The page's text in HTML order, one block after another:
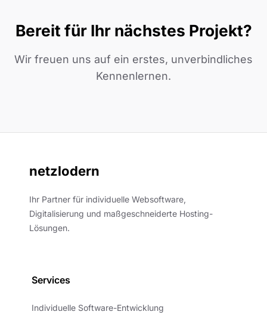
Bereit für Ihr nächstes Projekt?
Wir freuen uns auf ein erstes, unverbindliches
Kennenlernen.
netzlodern
Ihr Partner für individuelle Websoftware,
Digitalisierung und maßgeschneiderte Hosting-
Lösungen.
Services
Individuelle Software-Entwicklung